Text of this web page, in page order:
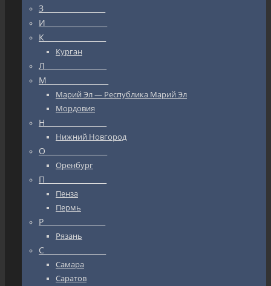
З_________________
И_________________
К_________________
Курган
Л_________________
М_________________
Марий Эл — Республика Марий Эл
Мордовия
Н_________________
Нижний Новгород
О_________________
Оренбург
П_________________
Пенза
Пермь
Р_________________
Рязань
С_________________
Самара
Саратов